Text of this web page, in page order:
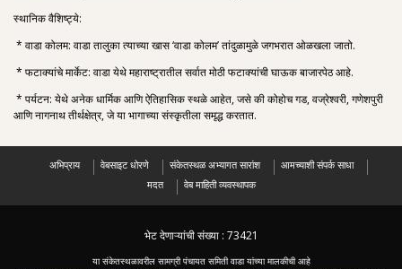
स्थानिक वैशिष्ट्ये:
* वाडा कोलम: वाडा तालुका त्याच्या खास ‘वाडा कोलम’ तांदुळामुळे जगभरात ओळखला जातो.
* फटाक्यांचे मार्केट: वाडा येथे महाराष्ट्रातील सर्वात मोठी फटाक्यांची घाऊक बाजारपेठ आहे.
* पर्यटन: येथे अनेक धार्मिक आणि ऐतिहासिक स्थळे आहेत, जसे की कोहोच गड, वज्रेश्वरी, गणेशपुरी
आणि नागनाथ तीर्थक्षेत्र, जे या भागाच्या संस्कृतीला समृद्ध करतात.
अभिप्राय वेबसाइट धोरणे संकेतस्थळ अभ्यागत सारांश
आमच्याशी संपर्क साधा
मदत
वेब माहिती व्यवस्थापक
भेट देणाऱ्यांची संख्या : 73421
या संकेतस्थळावरील सामग्री पंचायत समिती वाडा यांच्या मालकीची आहे